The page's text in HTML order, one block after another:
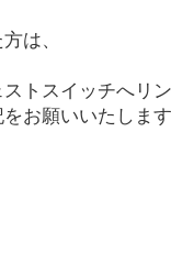
は、
トスイッチへリ
お願いいたします